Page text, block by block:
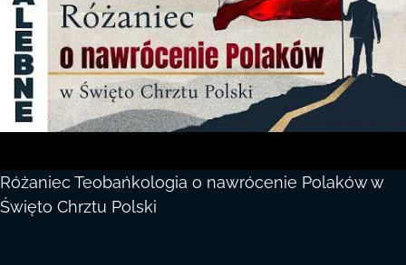
Różaniec Teobańkologia o nawrócenie Polaków w
Święto Chrztu Polski